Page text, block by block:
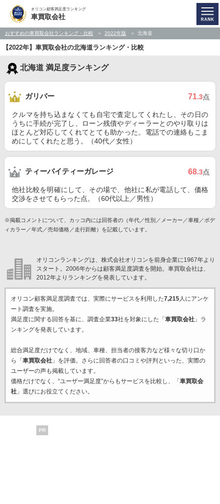
オリコン顧客満足度ランキング
車買取会社
おすすめの車買取会社ランキング・比較 2022年版 北海道
【2022年】車買取会社の北海道ランキング・比較
北海道 満足度ランキング
ガリバー 71.3点
クルマを持ち込まなくても自宅で査定してくれたし、その日の
うちに手続が完了し、ローン残債やディーラーとのやり取りは
ほとんど対応してくれてとても助かった。電話での連絡もこま
めにしてくれたと思う。（40代／女性）
ティーバイティーガレージ 68.3点
他社比較を明確にして、その場で、他社に私が電話して、価格
交渉をさせてもらった点。（60代以上／男性）
※掲載コメントについて、カッコ内には回答者の（年代／性別／メーカー／車種／ボデ
ィカラー／年式／売却価格／走行距離）を記載しています。
オリコンランキングは、株式会社オリコンを前身企業に1967年より
スタート。2006年からは顧客満足度調査を開始。車買取会社は、
2012年よりランキングを発表しています。
オリコン顧客満足度調査では、実際にサービスを利用した7,215人にアンケ
ート調査を実施。
満足度に関する回答を基に、調査企業33社を対象にした「 車買取会社」ラ
ンキングを発表しています。
総合満足度だけでなく、地域、車種、担当者の接客力など様々な切り口か
ら「 車買取会社」を評価。さらに回答者の口コミや評判といった、実際の
ユーザーの声も掲載しています。
価格だけでなく、“ユーザー満足度”からもサービスを比較し、「 車買取会
社」選びにお役立てください。
PR